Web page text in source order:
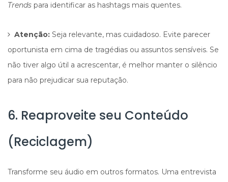
Trends para identificar as hashtags mais quentes.
Atenção: Seja relevante, mas cuidadoso. Evite parecer
oportunista em cima de tragédias ou assuntos sensíveis. Se
não tiver algo útil a acrescentar, é melhor manter o silêncio
para não prejudicar sua reputação.
6. Reaproveite seu Conteúdo
(Reciclagem)
Transforme seu áudio em outros formatos. Uma entrevista